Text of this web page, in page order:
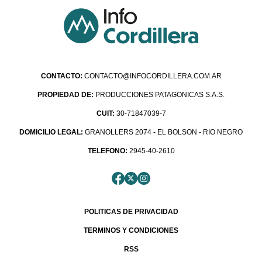
CONTACTO: CONTACTO@INFOCORDILLERA.COM.AR
PROPIEDAD DE: PRODUCCIONES PATAGONICAS S.A.S.
CUIT: 30-71847039-7
DOMICILIO LEGAL: GRANOLLERS 2074 - EL BOLSON - RIO NEGRO
TELEFONO: 2945-40-2610
POLITICAS DE PRIVACIDAD
TERMINOS Y CONDICIONES
RSS